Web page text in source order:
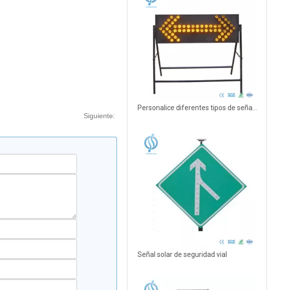
Siguiente:
Señal solar de seguridad vial